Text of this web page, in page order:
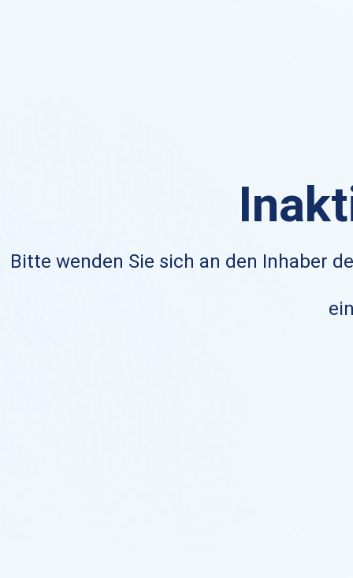
Bitte wenden Sie sich an den Inhaber